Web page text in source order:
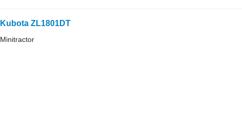
Kubota ZL1801DT
Minitractor